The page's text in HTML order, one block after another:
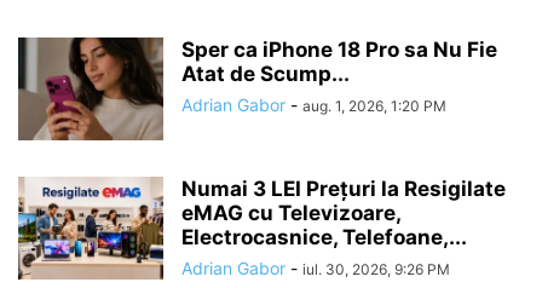
Sper ca iPhone 18 Pro sa Nu Fie
Atat de Scump...
Adrian Gabor - aug. 1, 2026, 1:20 PM
Numai 3 LEI Prețuri la Resigilate
eMAG cu Televizoare,
Electrocasnice, Telefoane,...
Adrian Gabor - iul. 30, 2026, 9:26 PM